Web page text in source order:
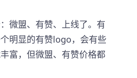
微盟、有赞、上线了。有
明显的有赞logo，会有些
富，但微盟、有赞价格都